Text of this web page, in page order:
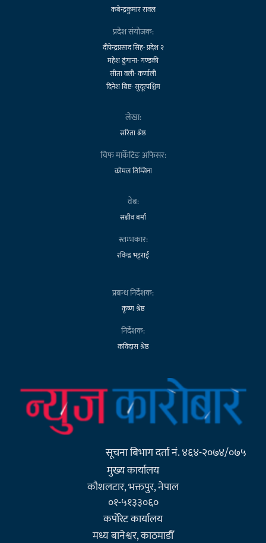
कबेन्द्रकुमार रावल
प्रदेश संयोजक:
दीपेन्द्रप्रसाद सिंह- प्रदेश २
महेश ढुंगाना- गण्डकी
सीता वली- कर्णाली
दिनेश बिष्ट- सुदूरपश्चिम
लेखा:
सरिता श्रेष्ठ
चिफ मार्केटिङ अफिसर:
कोमल तिम्सिना
वेब:
सञ्जीव बर्मा
स्तम्भकार:
रविन्द्र भट्टराई
प्रबन्ध निर्देशक:
कृष्ण श्रेष्ठ
निर्देशक:
कविदास श्रेष्ठ
सूचना बिभाग दर्ता नं. ४६४-२०७४/०७५
मुख्य कार्यालय
कौशलटार, भक्तपुर, नेपाल
०१-५१३३०६०
कर्पाेरेट कार्यालय
मध्य बानेश्वर, काठमाडौँ